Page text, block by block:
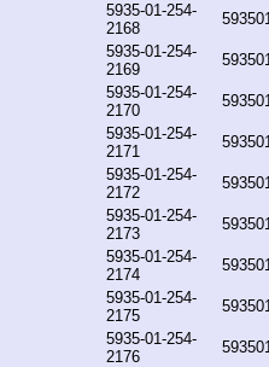
5935-01-254-
2168
5935-01-254-
2169
5935-01-254-
2170
5935-01-254-
2171
5935-01-254-
2172
5935-01-254-
2173
5935-01-254-
2174
5935-01-254-
2175
5935-01-254-
2176